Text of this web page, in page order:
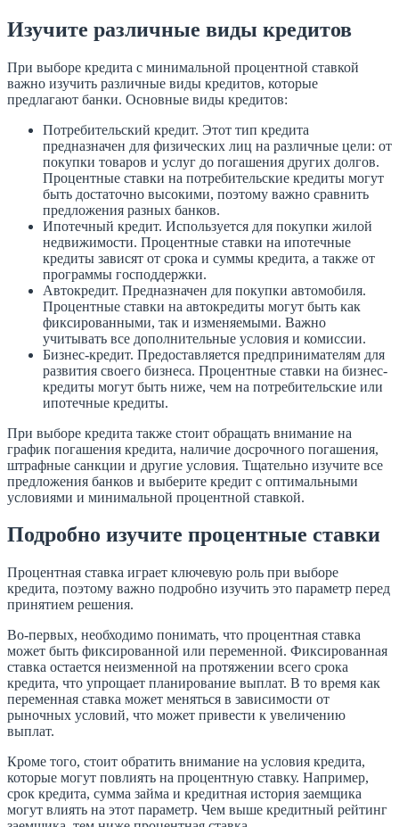
Изучите различные виды кредитов
При выборе кредита с минимальной процентной ставкой
важно изучить различные виды кредитов, которые
предлагают банки. Основные виды кредитов:
Потребительский кредит. Этот тип кредита
предназначен для физических лиц на различные цели: от
покупки товаров и услуг до погашения других долгов.
Процентные ставки на потребительские кредиты могут
быть достаточно высокими, поэтому важно сравнить
предложения разных банков.
Ипотечный кредит. Используется для покупки жилой
недвижимости. Процентные ставки на ипотечные
кредиты зависят от срока и суммы кредита, а также от
программы господдержки.
Автокредит. Предназначен для покупки автомобиля.
Процентные ставки на автокредиты могут быть как
фиксированными, так и изменяемыми. Важно
учитывать все дополнительные условия и комиссии.
Бизнес-кредит. Предоставляется предпринимателям для
развития своего бизнеса. Процентные ставки на бизнес-
кредиты могут быть ниже, чем на потребительские или
ипотечные кредиты.
При выборе кредита также стоит обращать внимание на
график погашения кредита, наличие досрочного погашения,
штрафные санкции и другие условия. Тщательно изучите все
предложения банков и выберите кредит с оптимальными
условиями и минимальной процентной ставкой.
Подробно изучите процентные ставки
Процентная ставка играет ключевую роль при выборе
кредита, поэтому важно подробно изучить это параметр перед
принятием решения.
Во-первых, необходимо понимать, что процентная ставка
может быть фиксированной или переменной. Фиксированная
ставка остается неизменной на протяжении всего срока
кредита, что упрощает планирование выплат. В то время как
переменная ставка может меняться в зависимости от
рыночных условий, что может привести к увеличению
выплат.
Кроме того, стоит обратить внимание на условия кредита,
которые могут повлиять на процентную ставку. Например,
срок кредита, сумма займа и кредитная история заемщика
могут влиять на этот параметр. Чем выше кредитный рейтинг